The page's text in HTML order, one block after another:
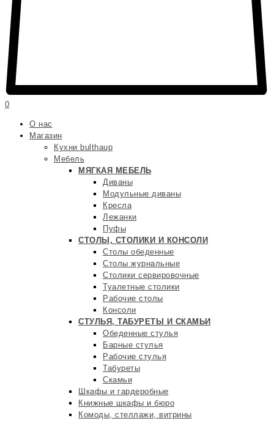
0
О нас
Магазин
Кухни bulthaup
Мебель
МЯГКАЯ МЕБЕЛЬ
Диваны
Модульные диваны
Кресла
Лежанки
Пуфы
СТОЛЫ, СТОЛИКИ И КОНСОЛИ
Столы обеденные
Столы журнальные
Столики сервировочные
Туалетные столики
Рабочие столы
Консоли
СТУЛЬЯ, ТАБУРЕТЫ И СКАМЬИ
Обеденные стулья
Барные стулья
Рабочие стулья
Табуреты
Скамьи
Шкафы и гардеробные
Книжные шкафы и бюро
Комоды, стеллажи, витрины